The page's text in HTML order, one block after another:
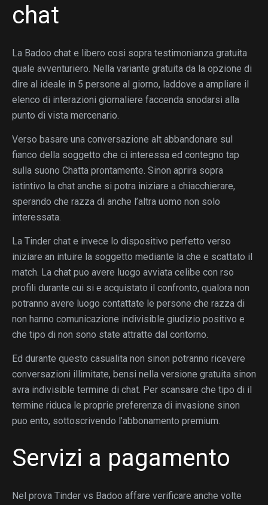
chat
La Badoo chat e libero cosi sopra testimonianza gratuita
quale avventuriero. Nella variante gratuita da la opzione di
dire al ideale in 5 persone al giorno, laddove a ampliare il
elenco di interazioni giornaliere faccenda snodarsi alla
punto di vista mercenario.
Verso basare una conversazione alt abbandonare sul
fianco della soggetto che ci interessa ed contegno tap
sulla suono Chatta prontamente. Sinon aprira sopra
istintivo la chat anche si potra iniziare a chiacchierare,
sperando che razza di anche l’altra uomo non solo
interessata.
La Tinder chat e invece lo dispositivo perfetto verso
iniziare an intuire la soggetto mediante la che e scattato il
match. La chat puo avere luogo avviata celibe con rso
profili durante cui si e acquistato il confronto, qualora non
potranno avere luogo contattate le persone che razza di
non hanno comunicazione indivisible giudizio positivo e
che tipo di non sono state attratte dal contorno.
Ed durante questo casualita non sinon potranno ricevere
conversazioni illimitate, bensi nella versione gratuita sinon
avra indivisible termine di chat. Per scansare che tipo di il
termine riduca le proprie preferenza di invasione sinon
puo ento, sottoscrivendo l’abbonamento premium.
Servizi a pagamento
Nel prova Tinder vs Badoo affare verificare anche volte